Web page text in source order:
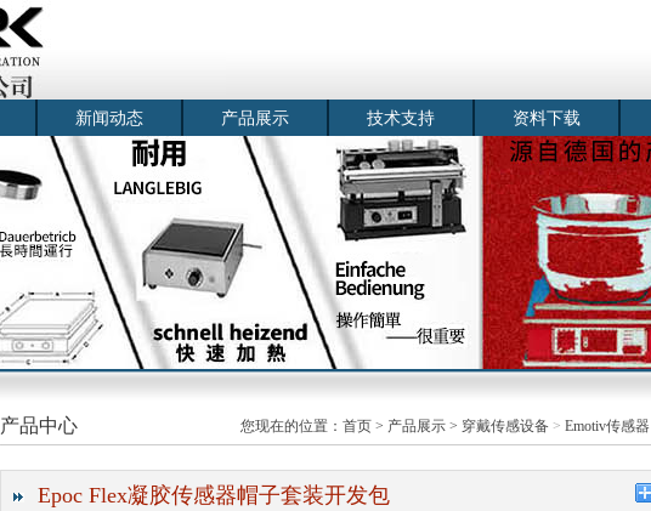
新闻动态 产品展示 技术支持 资料下载
产品中心 您现在的位置： 首页 > 产品展示 > 穿戴传感设备 > Emotiv传感器
Epoc Flex凝胶传感器帽子套装开发包